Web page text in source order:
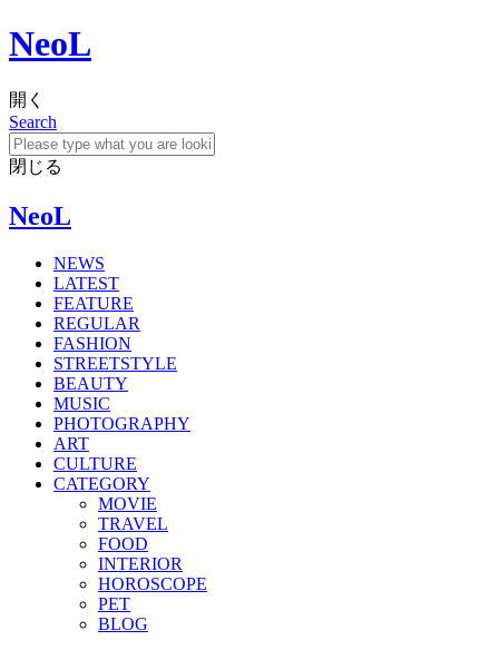
NeoL
開く
Search
閉じる
NeoL
NEWS
LATEST
FEATURE
REGULAR
FASHION
STREETSTYLE
BEAUTY
MUSIC
PHOTOGRAPHY
ART
CULTURE
CATEGORY
MOVIE
TRAVEL
FOOD
INTERIOR
HOROSCOPE
PET
BLOG